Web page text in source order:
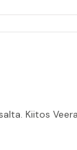
Kiitos